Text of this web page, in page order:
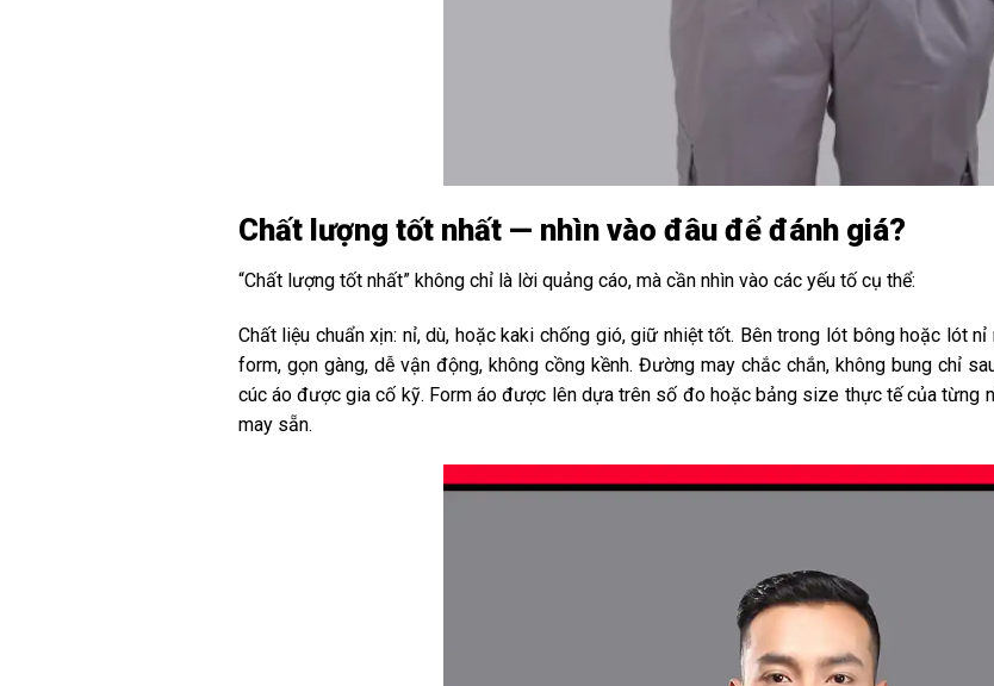
Chất lượng tốt nhất — nhìn vào đâu để đánh giá?
“Chất lượng tốt nhất” không chỉ là lời quảng cáo, mà cần nhìn vào các yếu tố cụ thể:
Chất liệu chuẩn xịn: nỉ, dù, hoặc kaki chống gió, giữ nhiệt tốt. Bên trong lót bông hoặc lót
form, gọn gàng, dễ vận động, không cồng kềnh. Đường may chắc chắn, không bung chỉ
cúc áo được gia cố kỹ. Form áo được lên dựa trên số đo hoặc bảng size thực tế của từng
may sẵn.